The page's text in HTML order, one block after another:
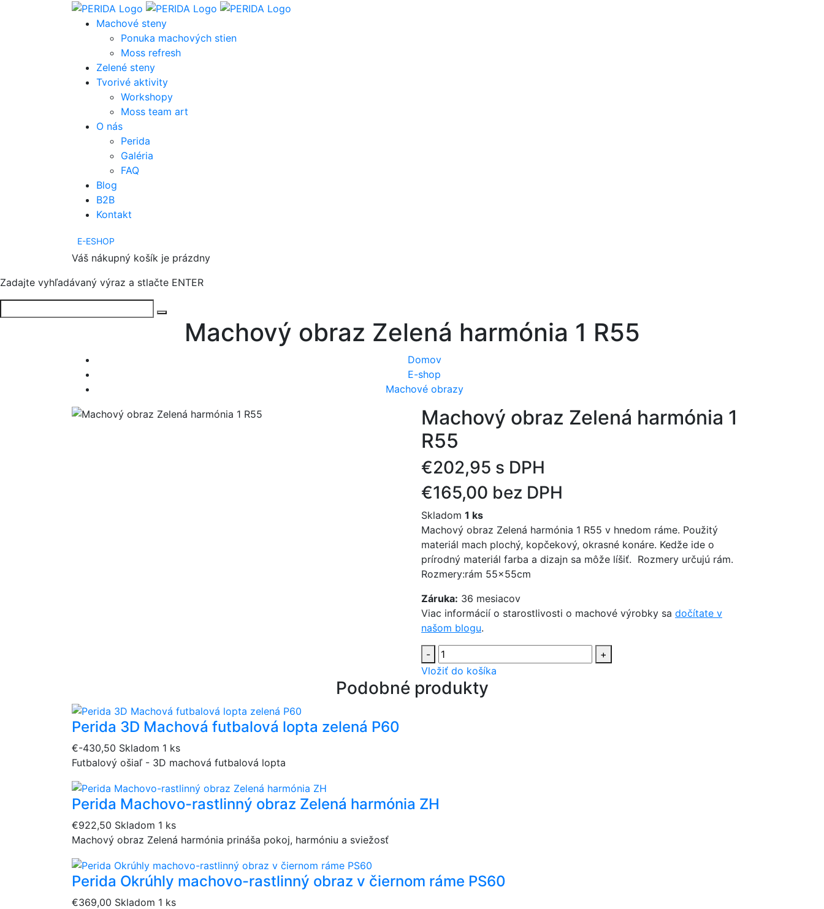
Machové steny
Ponuka machových stien
Moss refresh
Zelené steny
Tvorivé aktivity
Workshopy
Moss team art
O nás
Perida
Galéria
FAQ
Blog
B2B
Kontakt
E-ESHOP
Váš nákupný košík je prázdny
Zadajte vyhľadávaný výraz a stlačte ENTER
Machový obraz Zelená harmónia 1 R55
Domov
E-shop
Machové obrazy
Machový obraz Zelená harmónia 1
R55
€202,95 s DPH
€165,00 bez DPH
Skladom 1 ks
Machový obraz Zelená harmónia 1 R55 v hnedom ráme. Použitý
materiál mach plochý, kopčekový, okrasné konáre. Kedže ide o
prírodný materiál farba a dizajn sa môže líšiť. Rozmery určujú rám.
Rozmery:rám 55x55cm
Záruka: 36 mesiacov
Viac informácií o starostlivosti o machové výrobky sa dočítate v
našom blogu.
-
+
Vložiť do košíka
Podobné produkty
Perida 3D Machová futbalová lopta zelená P60
€-430,50 Skladom 1 ks
Futbalový ošiaľ - 3D machová futbalová lopta
Perida Machovo-rastlinný obraz Zelená harmónia ZH
€922,50 Skladom 1 ks
Machový obraz Zelená harmónia prináša pokoj, harmóniu a sviežosť
Perida Okrúhly machovo-rastlinný obraz v čiernom ráme PS60
€369,00 Skladom 1 ks